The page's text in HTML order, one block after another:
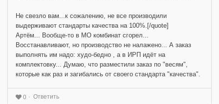
Не свезло вам...к сожалению, не все производили
выдерживают стандарты качества на 100%.[/quote]
Артём... Вообще-то в МО комбинат сгорел...
Восстанавливают, но производство не налажено... А заказ
выполнять им надо: худо-бедно , а в ИРП идёт на
комплектовку... Думаю, что разместили заказ по "весям",
которые как раз и загибались от своего стандарта "качества".
0 Ответить